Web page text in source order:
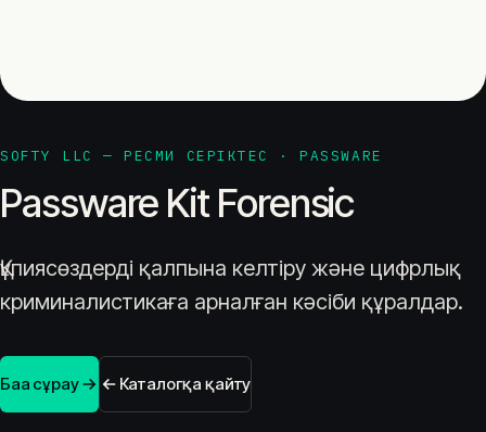
SOFTY LLC — РЕСМИ СЕРІКТЕС · PASSWARE
Passware Kit Forensic
Құпиясөздерді қалпына келтіру және цифрлық
криминалистикаға арналған кәсіби құралдар.
Баға сұрау Каталогқа қайту